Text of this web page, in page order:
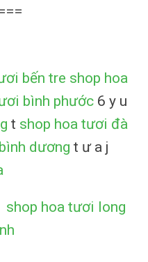
bến tre shop hoa
bình phước 6 y u
t shop hoa tươi đà
dương t ư a j
shop hoa tươi long